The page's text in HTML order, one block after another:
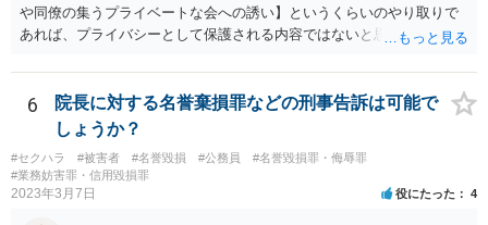
や同僚の集うプライベートな会への誘い】というくらいのやり取りで
あれば、プライバシーとして保護される内容ではないと思います。 一
に過剰反応しているだけであるような印象も受けます。
6
院長に対する名誉棄損罪などの刑事告訴は可能で
しょうか？
#セクハラ #被害者 #名誉毀損 #公務員
#名誉毀損罪・侮辱罪
#業務妨害罪・信用毀損罪
2023年3月7日 役にたった 4